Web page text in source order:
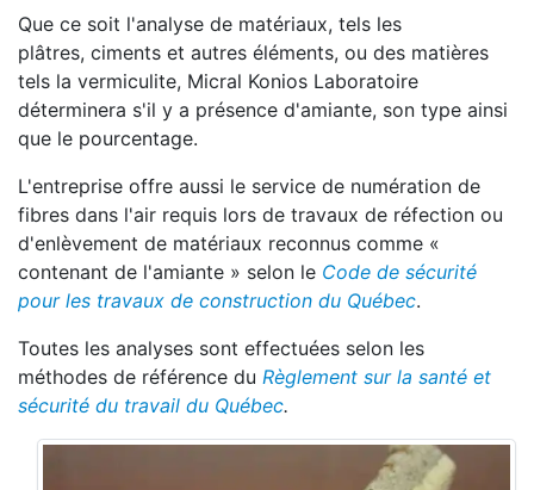
Que ce soit l'analyse de matériaux, tels les
plâtres, ciments et autres éléments, ou des matières
tels la vermiculite, Micral Konios Laboratoire
déterminera s'il y a présence d'amiante, son type ainsi
que le pourcentage.
L'entreprise offre aussi le service de numération de
fibres dans l'air requis lors de travaux de réfection ou
d'enlèvement de matériaux reconnus comme «
contenant de l'amiante » selon le Code de sécurité
pour les travaux de construction du Québec.
Toutes les analyses sont effectuées selon les
méthodes de référence du Règlement sur la santé et
sécurité du travail du Québec.